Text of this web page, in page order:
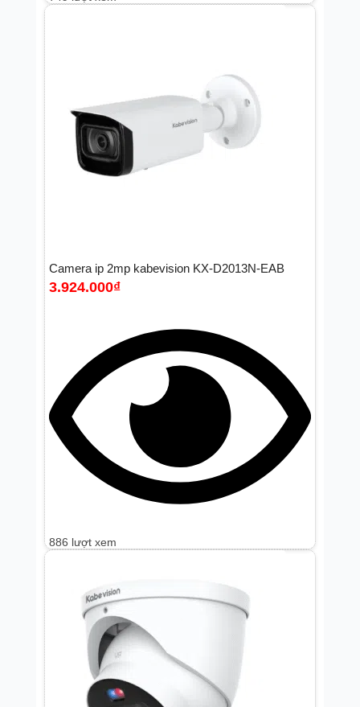
Camera ip 2mp kabevision KX-D2013N-EAB
3.924.000₫
886 lượt xem